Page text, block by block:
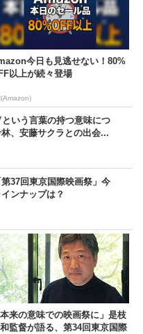
今日も見逃せない！80%
以上が続々登場
いう言葉の持つ意味につ
、安藤サクラとの出会...
37回東京国際映画祭」今
ンナップは？
本来の意味での映画祭に」是枝
監督が語る、第34回東京国際